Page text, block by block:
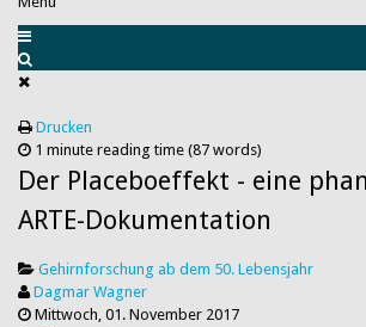
Drucken
1 minute reading time (87 words)
Der Placeboeffekt - eine
ARTE-Dokumentation
Gehirnforschung ab dem 50. Lebensjahr
Dagmar Wagner
Mittwoch, 01. November 2017